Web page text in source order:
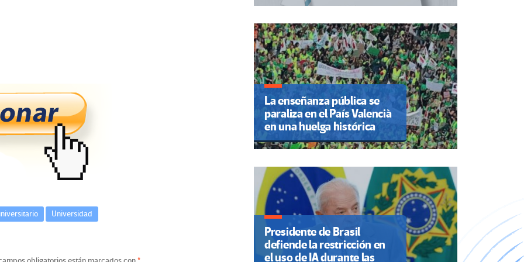
Universidad
La enseñanza pública se
paraliza en el País Valencià
en una huelga histórica
Presidente de Brasil
defiende la restricción en
el uso de IA durante las